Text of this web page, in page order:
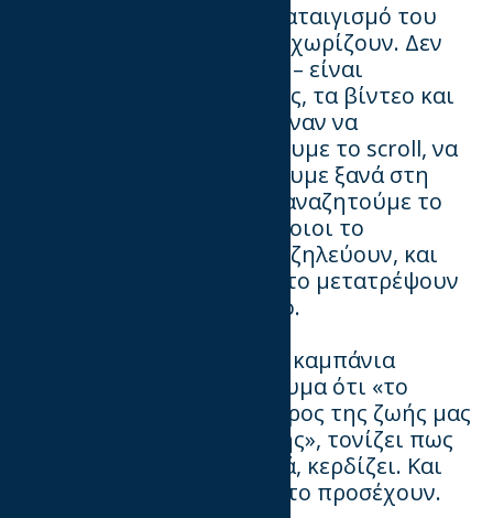
Μέσα στον ασταμάτητο καταιγισμό του
digital, κάποιες στιγμές ξεχωρίζουν. Δεν
είναι απλώς περιεχόμενο – είναι
benchmarks. Είναι οι ιδέες, τα βίντεο και
οι καμπάνιες που μας έκαναν να
γελάσουμε, να σταματήσουμε το scroll, να
μοιραστούμε, να πιστέψουμε ξανά στη
δύναμη του μέσου. Όλοι αναζητούμε το
επόμενο μεγάλο viral∙ κάποιοι το
δημιουργούν, κάποιοι το ζηλεύουν, και
κάποιοι καταφέρνουν να το μετατρέψουν
σε κάτι ακόμα μεγαλύτερο.
Αυτό ακριβώς εκφράζει η καμπάνια
. Με το μήνυμα ότι «το
digital δεν είναι απλώς μέρος της ζωής μας
– είναι η ίδια η γλώσσα της», τονίζει πως
όταν το digital μιλά σωστά, κερδίζει. Και
, όλοι το προσέχουν.